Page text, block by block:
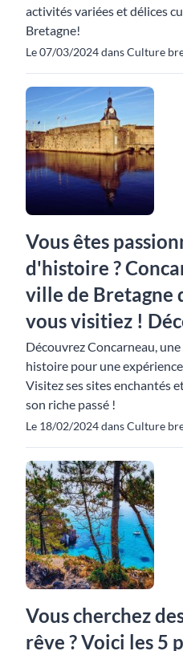
activités variées et délices
Bretagne!
Le 07/03/2024 dans Culture
Vous êtes
d'histoire ?
ville de Bretagne
vous visitiez !
Découvrez Concarneau,
histoire pour une
Visitez ses sites enchantés
son riche passé !
Le 18/02/2024 dans Culture
Vous cherchez
rêve ? Voici les 5